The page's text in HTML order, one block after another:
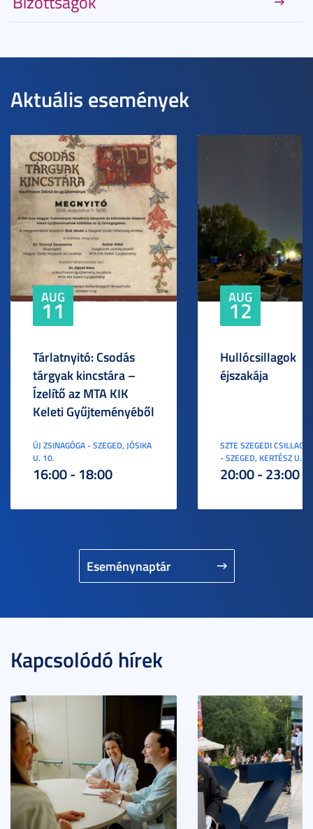
Aktuális események
Eseménynaptár
AUG
11
Tárlatnyitó: Csodás
tárgyak kincstára –
Ízelítő az MTA KIK
Keleti Gyűjteményéből
ÚJ ZSINAGÓGA - SZEGED, JÓSIKA
U. 10.
16:00 - 18:00
AUG
12
Hullócsillagok
éjszakája
SZTE SZEGEDI
- SZEGED, KERTÉSZ U. 3.
20:00 - 23:00
Kapcsolódó hírek